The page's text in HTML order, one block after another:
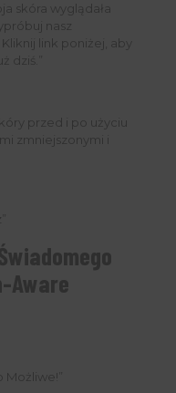
skóra wyglądała
nasz
link poniżej, aby
dziś.”
przed i po użyciu
zmniejszonymi i
Aware